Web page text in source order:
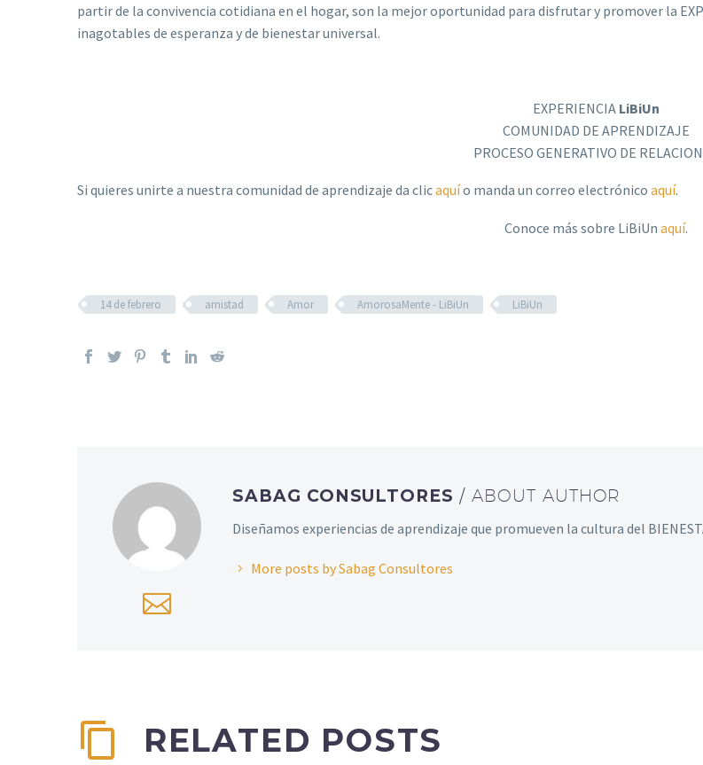
partir de la convivencia cotidiana en el hogar, son la mejor oportunidad para disfrutar y promover la
inagotables de esperanza y de bienestar universal.
EXPERIENCIA LiBiUn
COMUNIDAD DE APRENDIZAJE
PROCESO GENERATIVO DE
Si quieres unirte a nuestra comunidad de aprendizaje da clicaquío manda un correo electrónico aquí.
Conoce más sobre LiBiUn aquí.
14 de febrero amistad Amor AmorosaMente - LiBiUn LiBiUn
SABAG CONSULTORES/ ABOUT AUTHOR
Diseñamos experiencias de aprendizaje que promueven la cultura del
More posts by Sabag Consultores
RELATED POSTS